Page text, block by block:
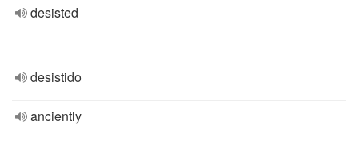
desisted
desistido
anciently